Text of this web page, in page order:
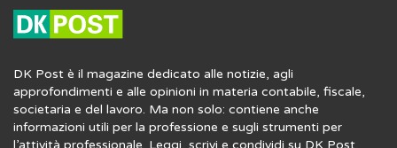
DK Post è il magazine dedicato alle notizie, agli
approfondimenti e alle opinioni in materia contabile, fiscale,
societaria e del lavoro. Ma non solo: contiene anche
informazioni utili per la professione e sugli strumenti per
l’attività professionale. Leggi, scrivi e condividi su DK Post.